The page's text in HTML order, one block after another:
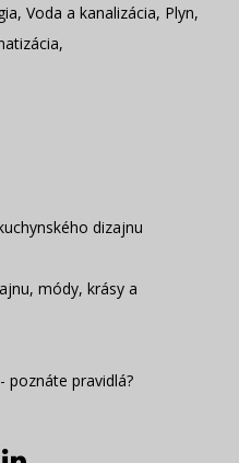
, Voda a kanalizácia, Plyn,
,
dizajnu
módy, krásy a
poznáte pravidlá?